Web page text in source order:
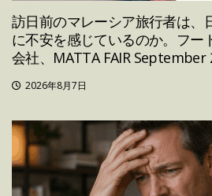
訪日前のマレーシア旅行者は、
に不安を感じているのか。フー
会社、MATTA FAIR September
2026年8月7日